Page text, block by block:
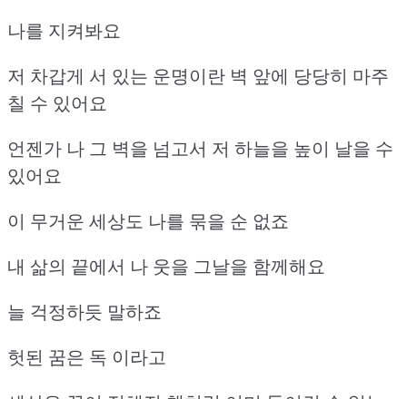
나를 지켜봐요
저 차갑게 서 있는 운명이란 벽 앞에 당당히 마주
칠 수 있어요
언젠가 나 그 벽을 넘고서 저 하늘을 높이 날을 수
있어요
이 무거운 세상도 나를 묶을 순 없죠
내 삶의 끝에서 나 웃을 그날을 함께해요
늘 걱정하듯 말하죠
헛된 꿈은 독 이라고